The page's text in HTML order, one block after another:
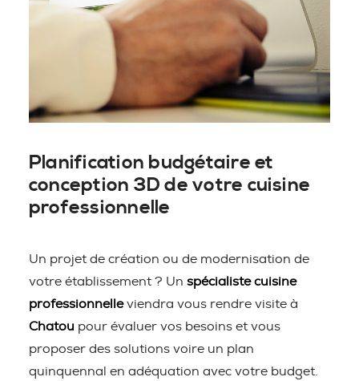
Planification budgétaire et
conception 3D de votre cuisine
professionnelle
Un projet de création ou de modernisation de
votre établissement ? Un spécialiste cuisine
professionnelleviendra vous rendre visite à
Chatou pour évaluer vos besoins et vous
proposer des solutions voire un plan
quinquennal en adéquation avec votre budget.